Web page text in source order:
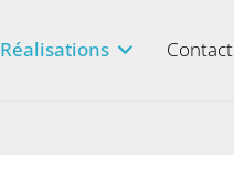
Réalisations Contact